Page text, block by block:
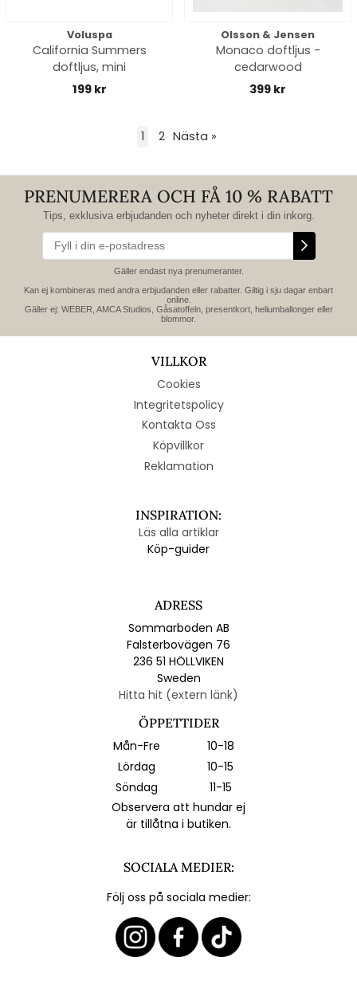
Voluspa
California Summers
doftljus, mini
199 kr
Olsson & Jensen
Monaco doftljus -
cedarwood
399 kr
1 2 Nästa »
PRENUMERERA OCH FÅ 10 % RABATT
Tips, exklusiva erbjudanden och nyheter direkt i din inkorg.
Gäller endast nya prenumeranter.
Kan ej kombineras med andra erbjudanden eller rabatter. Giltig i sju dagar enbart
online.
Gäller ej: WEBER, AMCA Studios, Gåsatoffeln, presentkort, heliumballonger eller
blommor.
VILLKOR
Cookies
Integritetspolicy
Kontakta Oss
Köpvillkor
Reklamation
INSPIRATION:
Läs alla artiklar
Köp-guider
ADRESS
Sommarboden AB
Falsterbovägen 76
236 51 HÖLLVIKEN
Sweden
Hitta hit (extern länk)
ÖPPETTIDER
Mån-Fre
10-18
Lördag
10-15
Söndag
11-15
Observera att hundar ej
är tillåtna i butiken.
SOCIALA MEDIER:
Följ oss på sociala medier: